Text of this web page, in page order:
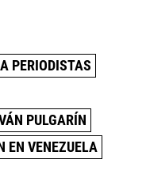
PERIODISTAS
PULGARÍN
EN VENEZUELA